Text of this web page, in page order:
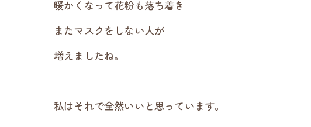
暖かくなって花粉も落ち着き
またマスクをしない人が
増えましたね。
私はそれで全然いいと思っています。